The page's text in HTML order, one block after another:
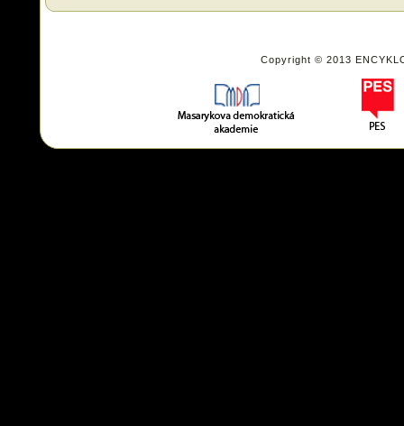
Copyright © 2013